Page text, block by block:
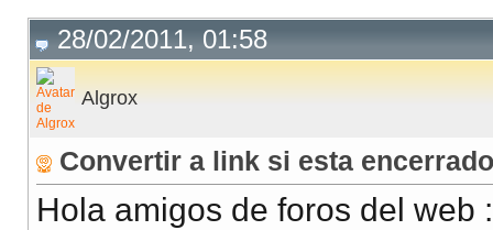
28/02/2011, 01:58
Algrox
Convertir a link si esta
Hola amigos de foros del web